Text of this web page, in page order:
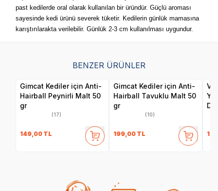
past kedilerde oral olarak kullanılan bir üründür. Güçlü aroması
sayesinde kedi ürünü severek tüketir. Kedilerin günlük mamasına
karıştırılarakta verilebilir. Günlük 2-3 cm kullanılması uygundur.
BENZER ÜRÜNLER
Gimcat Kediler için Anti-
Hairball Peynirli Malt 50
gr
(17)
149,00 TL
Gimcat Kediler için Anti-
Hairball Tavuklu Malt 50
gr
(10)
199,00 TL